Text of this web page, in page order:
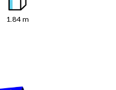
1.84m